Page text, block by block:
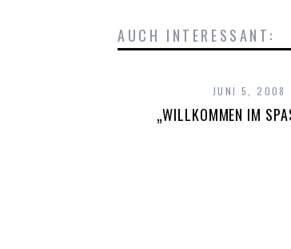
AUCH INTERESSANT:
JUNI 5, 2008
„WILLKOMMEN IM